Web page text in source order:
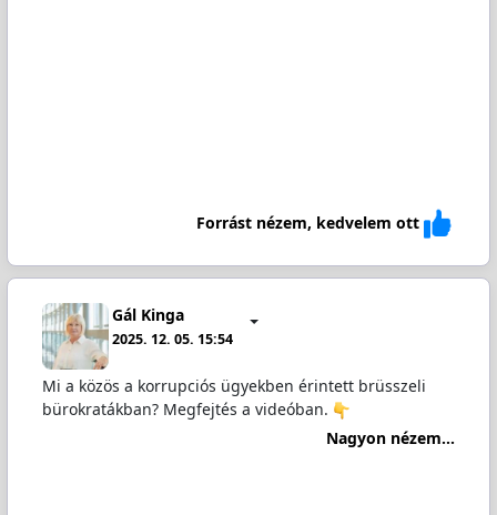
Forrást nézem, kedvelem ott
Gál Kinga
2025. 12. 05. 15:54
Mi a közös a korrupciós ügyekben érintett brüsszeli
bürokratákban? Megfejtés a videóban.
Nagyon nézem...